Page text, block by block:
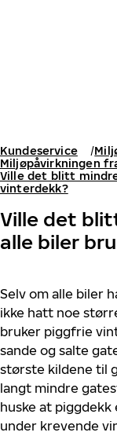
Kundeservice
Miljøpåvirkningen
Ville det blitt
vinterdekk?
Ville det
alle biler
Selv om alle biler
ikke hatt noe
bruker piggfrie
sande og salte
største kildene til
langt mindre
huske at
under krevende